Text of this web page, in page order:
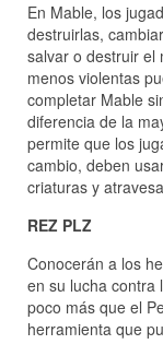
En Mable, los
destruirlas,
salvar o destruir el
menos violentas
completar Mable
diferencia de la
permite que los
cambio, deben
criaturas y
REZ PLZ
Conocerán a los
en su lucha contra
poco más que el
herramienta que